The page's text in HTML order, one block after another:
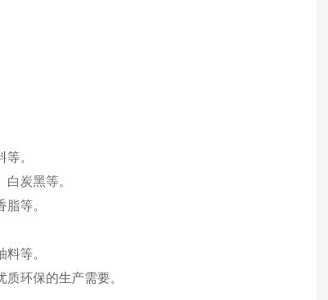
。
炭黑等。
等。
等。
环保的生产需要。